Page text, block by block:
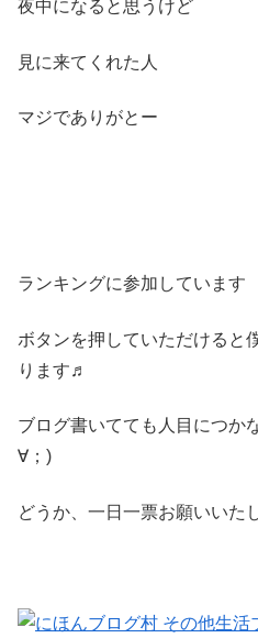
夜中になると思うけど
見に来てくれた人
マジでありがとー
ランキングに参加しています
ボタンを押していただけると
ります♬
ブログ書いてても人目につか
∀；)
どうか、一日一票お願いいた